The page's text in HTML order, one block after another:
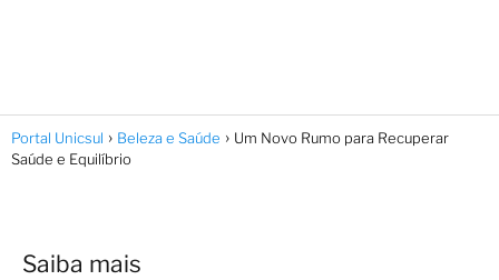
Portal Unicsul Beleza e Saúde
Um Novo Rumo para Recuperar
Saúde e Equilíbrio
Saiba mais